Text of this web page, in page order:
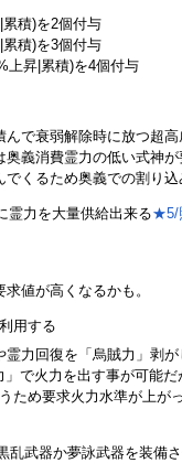
積)を2個付与
積)を3個付与
上昇|累積)を4個付与
で衰弱解除時に放つ超高
義消費霊力の低い式神が
くるため奥義での割り
霊力を大量供給出来る★5/
値が高くなるかも。
用する
力回復を「烏賊力」剥が
で火力を出す事が可能だ
め要求火力水準が上が
乱武器か夢詠武器を装備